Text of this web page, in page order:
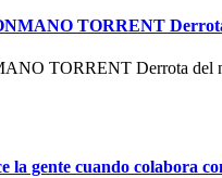
TORRENT Derrota
TORRENT Derrota del
la gente cuando colabora